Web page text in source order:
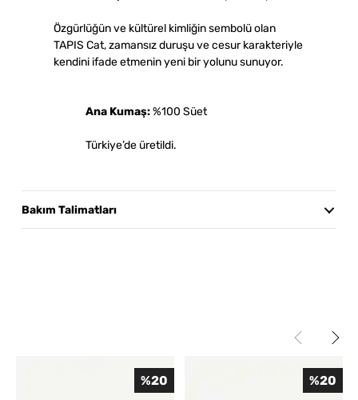
Özgürlüğün ve kültürel kimliğin sembolü olan
TAPIS Cat, zamansız duruşu ve cesur karakteriyle
kendini ifade etmenin yeni bir yolunu sunuyor.
Ana Kumaş:%100 Süet
Türkiye’de üretildi.
Bakım Talimatları
%20 %20